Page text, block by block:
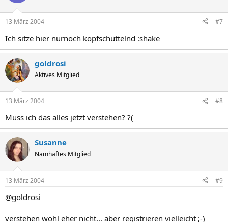
13 März 2004 #7
Ich sitze hier nurnoch kopfschüttelnd :shake
goldrosi
Aktives Mitglied
13 März 2004 #8
Muss ich das alles jetzt verstehen? ?(
Susanne
Namhaftes Mitglied
13 März 2004 #9
@goldrosi
verstehen wohl eher nicht... aber registrieren vielleicht ;-)